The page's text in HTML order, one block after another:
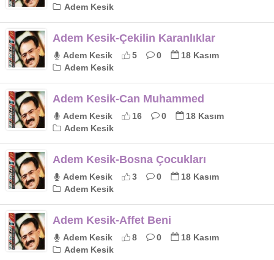
Adem Kesik
Adem Kesik-Çekilin Karanlıklar
Adem Kesik 5 0
18 Kasım
Adem Kesik
Adem Kesik-Can Muhammed
Adem Kesik 16 0
18 Kasım
Adem Kesik
Adem Kesik-Bosna Çocukları
Adem Kesik 3 0
18 Kasım
Adem Kesik
Adem Kesik-Affet Beni
Adem Kesik 8 0
18 Kasım
Adem Kesik